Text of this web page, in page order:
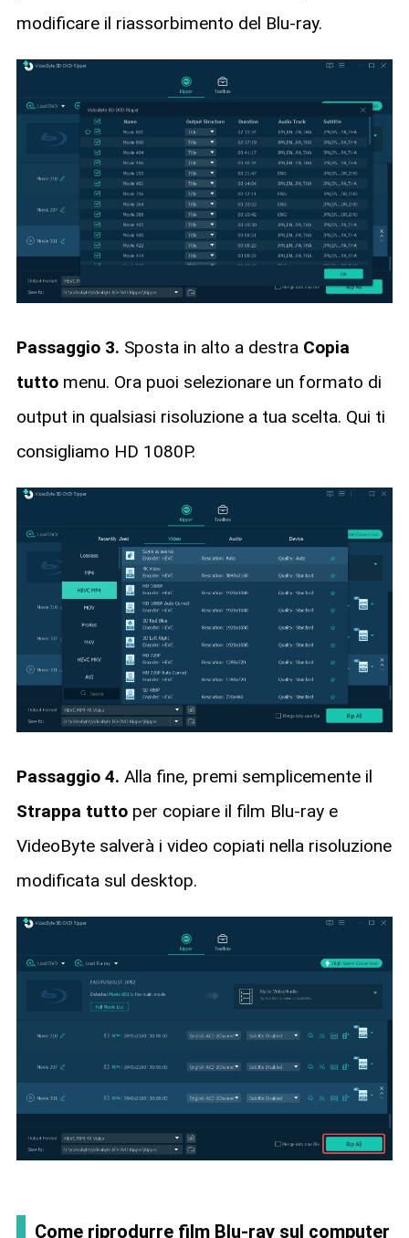
modificare il riassorbimento del Blu-ray.
Passaggio 3. Sposta in alto a destra Copia
tuttomenu. Ora puoi selezionare un formato di
output in qualsiasi risoluzione a tua scelta. Qui ti
consigliamo HD 1080P.
Passaggio 4. Alla fine, premi semplicemente il
Strappa tuttoper copiare il film Blu-ray e
VideoByte salverà i video copiati nella risoluzione
modificata sul desktop.
Come riprodurre film Blu-ray sul computer